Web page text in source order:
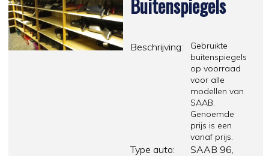
Buitenspiegels
Beschrijving:
Gebruikte
buitenspiegels
op voorraad
voor alle
modellen van
SAAB.
Genoemde
prijs is een
vanaf prijs.
Type auto:
SAAB 96,